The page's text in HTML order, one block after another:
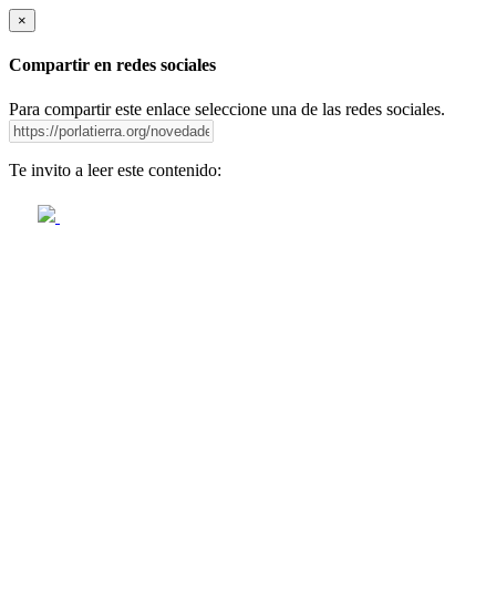
×
Compartir en redes sociales
Para compartir este enlace seleccione una de las redes sociales.
Te invito a leer este contenido: